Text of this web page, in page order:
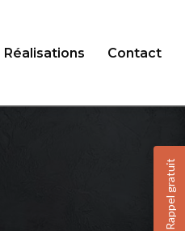
Rappel gratuit
Réalisations Contact